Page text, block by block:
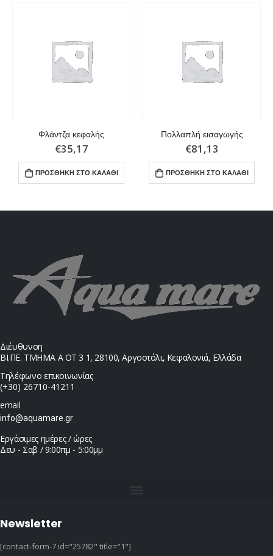
Φλάντζα κεφαλής
€35,17
ΠΡΟΣΘΉΚΗ ΣΤΟ ΚΑΛΆΘΙ
Πολλαπλή εισαγωγής
€81,13
ΠΡΟΣΘΉΚΗ ΣΤΟ ΚΑΛΆΘΙ
Διέυθυνση
ΒΙ.ΠΕ. ΤΜΗΜΑ Α ΟΤ 3 1, 28100, Αργοστόλι, Κεφαλονιά, Ελλάδα
Τηλέφωνο επικοινωνίας
(+30) 26710-41211
email
info@aquamare.gr
Εργάσιμες ημέρες / ώρες
Δευ - Σαβ / 9:00πμ - 5:00μμ
Newsletter
[contact-form-7 id="25782" title="1"]